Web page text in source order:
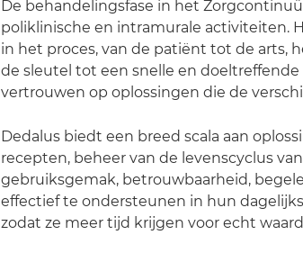
De behandelingsfase in het
poliklinische en intramurale activiteiten.
in het proces, van de patiënt tot de arts,
de sleutel tot een snelle en
vertrouwen op oplossingen die de
Dedalus biedt een breed scala aan
recepten, beheer van de levenscyclus
gebruiksgemak, betrouwbaarheid,
effectief te ondersteunen in hun
zodat ze meer tijd krijgen voor echt